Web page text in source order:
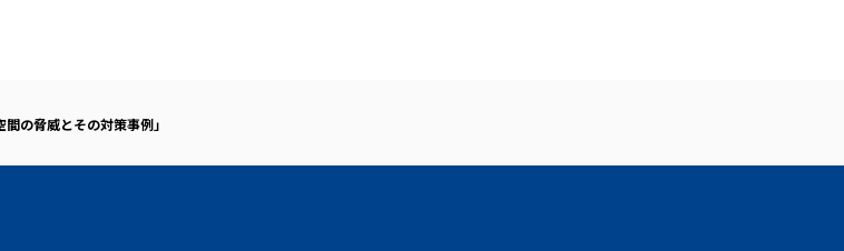
の脅威とその対策事例」